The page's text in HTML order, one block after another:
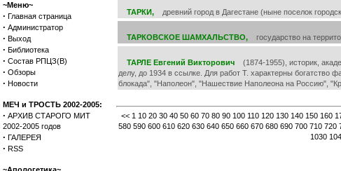
~Меню~
· Главная страница
· Администратор
· Выход
· Библиотека
· Состав РПЦЗ(В)
· Обзоры
· Новости
МЕЧ и ТРОСТЬ 2002-2005:
· АРХИВ СТАРОГО МИТ
2002-2005 годов
· ГАЛЕРЕЯ
· RSS
ТАРКИ, древний город в Дагестане (ныне поселок
ТАРКОВСКОЕ ШАМХАЛЬСТВО, государство на
ТАРЛЕ Евгений Викторович (1874-1955), историк,
делу, до 1934 в ссылке. Для работ Т. характерны богатство
блокада", "Наполеон", "Нашествие Наполеона на Россию",
<< 1 10 20 30 40 50 60 70 80 90 100 110 120 130 140 150 160
580 590 600 610 620 630 640 650 660 670 680 690 700 710 720
1030